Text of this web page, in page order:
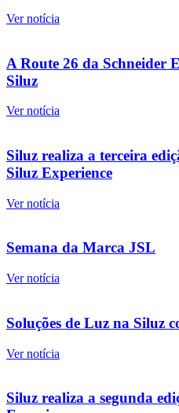
Ver notícia
A Route 26 da Schneider
Siluz
Ver notícia
Siluz realiza a terceira
Siluz Experience
Ver notícia
Semana da Marca JSL
Ver notícia
Soluções de Luz na Siluz
Ver notícia
Siluz realiza a segunda